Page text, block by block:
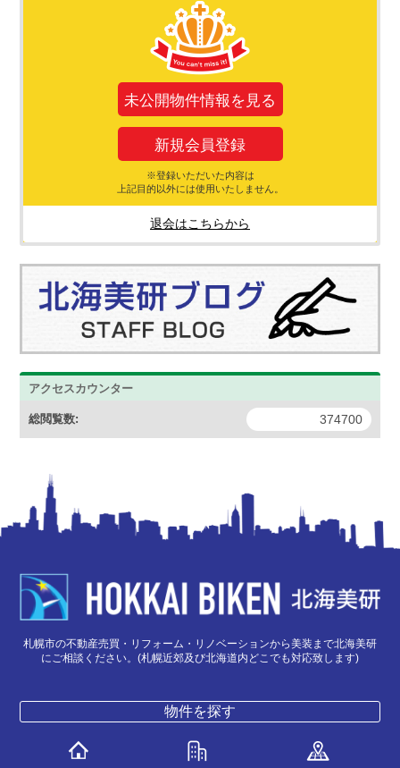
未公開物件情報を見る
新規会員登録
※登録いただいた内容は
上記目的以外には使用いたしません。
退会はこちらから
アクセスカウンター
374700
総閲覧数:
札幌市の不動産売買・リフォーム・リノベーションから美装まで北海美研
にご相談ください。(札幌近郊及び北海道内どこでも対応致します)
物件を探す